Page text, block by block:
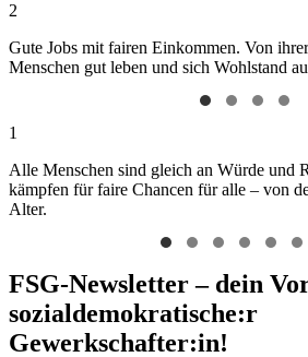
2
Gute Jobs mit fairen Einkommen. Von
Menschen gut leben und sich Wohlstand
1
Alle Menschen sind gleich an Würde und
kämpfen für faire Chancen für alle – von
Alter.
FSG-Newsletter – dein
sozialdemokratische:r
Gewerkschafter:in!